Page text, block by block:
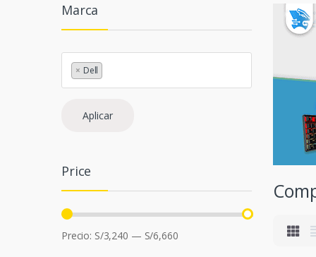
Marca
× Dell
Aplicar
Price
Precio: S/3,240 — S/6,660